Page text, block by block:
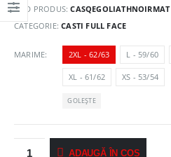
COD PRODUS:CASQEGOLIATHNOIRMAT
CATEGORIE:CASTI FULL FACE
MARIME 2XL - 62/63 L - 59/60
XL - 61/62 XS - 53/54
GOLEȘTE
ADAUGĂ ÎN COȘ